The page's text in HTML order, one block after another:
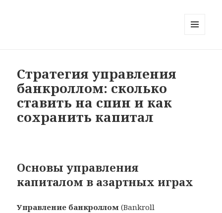
Стратегия управления
банкроллом: сколько
ставить на спин и как
сохранить капитал
Основы управления
капиталом в азартных играх
Управление банкроллом (Bankroll